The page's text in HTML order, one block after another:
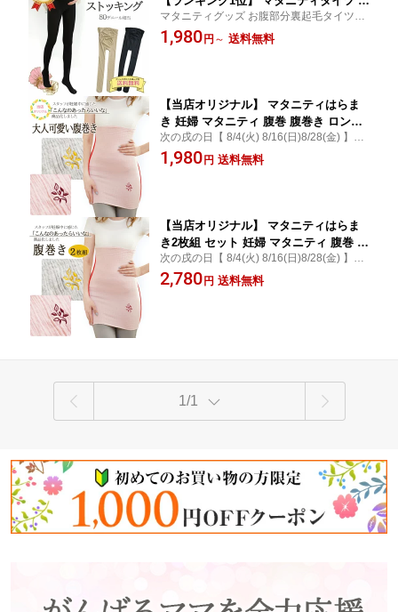
タニティ タイツ 80デニール 暖かい ス
トッキング 80 黒タイツ 伸びる 入園式
マタニティグッズ お腹部分裏起毛タイツ ベ
ージュ 職場用 オフィス用 締め付けない 妊
娠初期から準備したい便利なタイツ 冷え防
1,980 円 ～ 送料無料
【当店オリジナル】 マタニティはらま
き 妊婦 マタニティ 腹巻 腹巻き ロング
あったか 暖かい ハラマキ ストレッチ
ロング丈 伸縮 産前産後 薄手 刺繍 ワン
次の戌の日【 8/4(火) 8/16(日)8/28(金) 】妊
婦さん ギフト 一年中使える妊婦腹巻 マタ
ニティグッズ 大きいサイズ 薄いのに暖かい
1,980 円 送料無料
【当店オリジナル】 マタニティはらま
き2枚組 セット 妊婦 マタニティ 腹巻 腹
巻き ロング あったか 暖かい ハラマキ
ピンク グレー ストレッチ デザイン ロ
次の戌の日【 8/4(火) 8/16(日)8/28(金) 】マ
タニティグッズ 妊婦さん ギフト 一年中使
える妊婦腹巻大きいサイズ 薄いのに暖かい
2,780 円 送料無料
1/1